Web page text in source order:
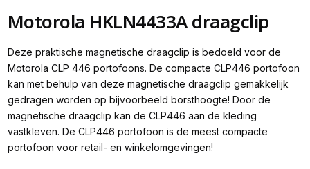
Motorola HKLN4433A draagclip
Deze praktische magnetische draagclip is bedoeld voor de
Motorola CLP 446 portofoons. De compacte CLP446 portofoon
kan met behulp van deze magnetische draagclip gemakkelijk
gedragen worden op bijvoorbeeld borsthoogte! Door de
magnetische draagclip kan de CLP446 aan de kleding
vastkleven. De CLP446 portofoon is de meest compacte
portofoon voor retail- en winkelomgevingen!